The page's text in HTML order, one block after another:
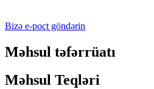
Bizə e-poçt göndərin
Məhsul təfərrüatı
Məhsul Teqləri